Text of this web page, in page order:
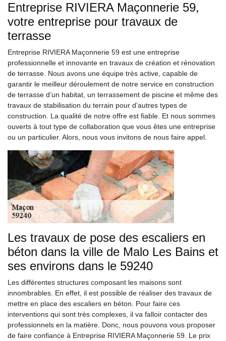
Entreprise RIVIERA Maçonnerie 59,
votre entreprise pour travaux de
terrasse
Entreprise RIVIERA Maçonnerie 59 est une entreprise
professionnelle et innovante en travaux de création et rénovation
de terrasse. Nous avons une équipe très active, capable de
garantir le meilleur déroulement de notre service en construction
de terrasse d’un habitat, un terrassement de piscine et même des
travaux de stabilisation du terrain pour d’autres types de
construction. La qualité de notre offre est fiable. Et nous sommes
ouverts à tout type de collaboration que vous êtes une entreprise
ou un particulier. Alors, nous vous invitons de nous faire appel.
Les travaux de pose des escaliers en
béton dans la ville de Malo Les Bains et
ses environs dans le 59240
Les différentes structures composant les maisons sont
innombrables. En effet, il est possible de réaliser des travaux de
mettre en place des escaliers en béton. Pour faire ces
interventions qui sont très complexes, il va falloir contacter des
professionnels en la matière. Donc, nous pouvons vous proposer
de faire confiance à Entreprise RIVIERA Maçonnerie 59. Le prix